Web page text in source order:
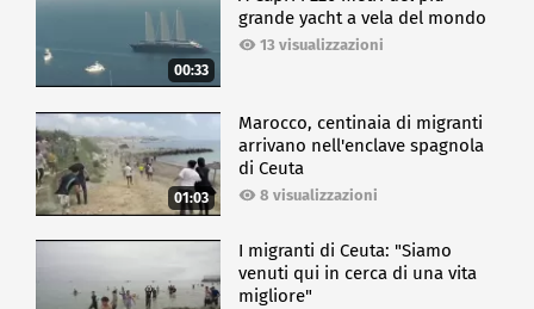
00:33
grande yacht a vela del mondo
13 visualizzazioni
01:03
Marocco, centinaia di migranti
arrivano nell'enclave spagnola
di Ceuta
8 visualizzazioni
I migranti di Ceuta: "Siamo
venuti qui in cerca di una vita
migliore"